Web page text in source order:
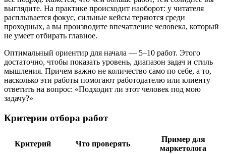
выглядите. На практике происходит наоборот: у читателя
расплывается фокус, сильные кейсы теряются среди
проходных, а вы производите впечатление человека, который
не умеет отбирать главное.
Оптимальный ориентир для начала — 5–10 работ. Этого
достаточно, чтобы показать уровень, диапазон задач и стиль
мышления. Причем важно не количество само по себе, а то,
насколько эти работы помогают работодателю или клиенту
ответить на вопрос: «Подходит ли этот человек под мою
задачу?»
Критерии отбора работ
Критерий Что проверять
Пример для
маркетолога